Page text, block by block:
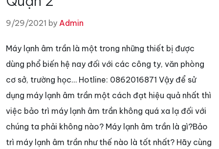
9/29/2021 by Admin
Máy lạnh âm trần là một trong những thiết bị được
dùng phổ biến hệ nay đối với các công ty, văn phòng
cơ sở, trường học… Hotline: 0862016871 Vậy để sử
dụng máy lạnh âm trần một cách đạt hiệu quả nhất thì
việc bảo trì máy lạnh âm trần không quá xa lạ đối với
chúng ta phải không nào? Máy lạnh âm trần là gì?Bảo
trì máy lạnh âm trần như thế nào là tốt nhất? Hãy cùng